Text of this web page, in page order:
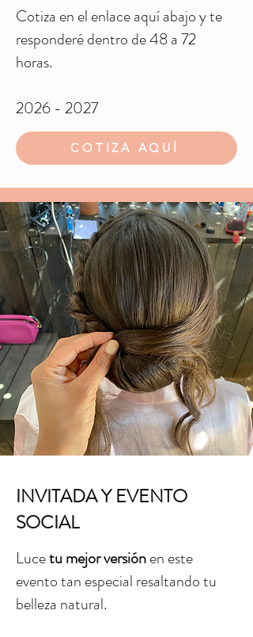
Cotiza en el enlace aquí abajo y te
responderé dentro de 48 a 72
horas.
2026 - 2027
COTIZA AQUÍ
INVITADA Y EVENTO
SOCIAL
Lucetu mejor versiónen este
evento tan especial resaltando tu
belleza natural.